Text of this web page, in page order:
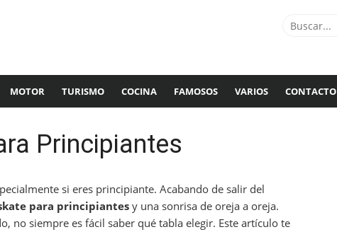
Buscar:
MOTOR TURISMO COCINA FAMOSOS VARIOS CONTACTO
Principiantes
si eres principiante. Acabando de salir del
para principiantesy una sonrisa de oreja a oreja.
no siempre es fácil saber qué tabla elegir. Este artículo te